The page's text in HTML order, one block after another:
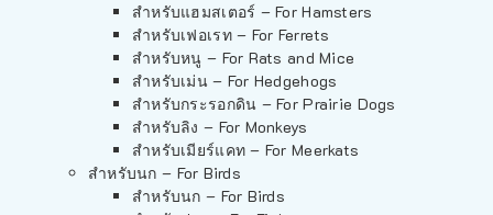
สำหรับแฮมสเตอร์ – For Hamsters
สำหรับเฟอเรท – For Ferrets
สำหรับหนู – For Rats and Mice
สำหรับเม่น – For Hedgehogs
สำหรับกระรอกดิน – For Prairie Dogs
สำหรับลิง – For Monkeys
สำหรับเมียร์แคท – For Meerkats
สำหรับนก – For Birds
สำหรับนก – For Birds